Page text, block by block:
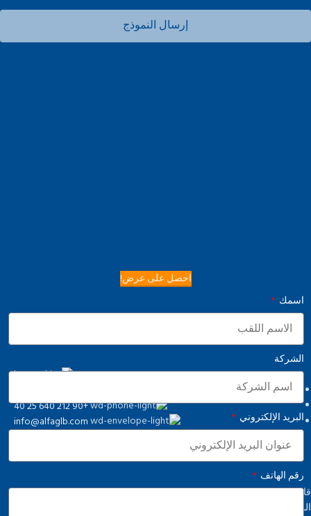
إرسال النموذج
+90 212 640 25 40
info@alfaglb.com
احصل على عرض!
اسمك
الشركة
البريد الإلكتروني
رقم الهاتف
قائمة طعام
الرئيسية